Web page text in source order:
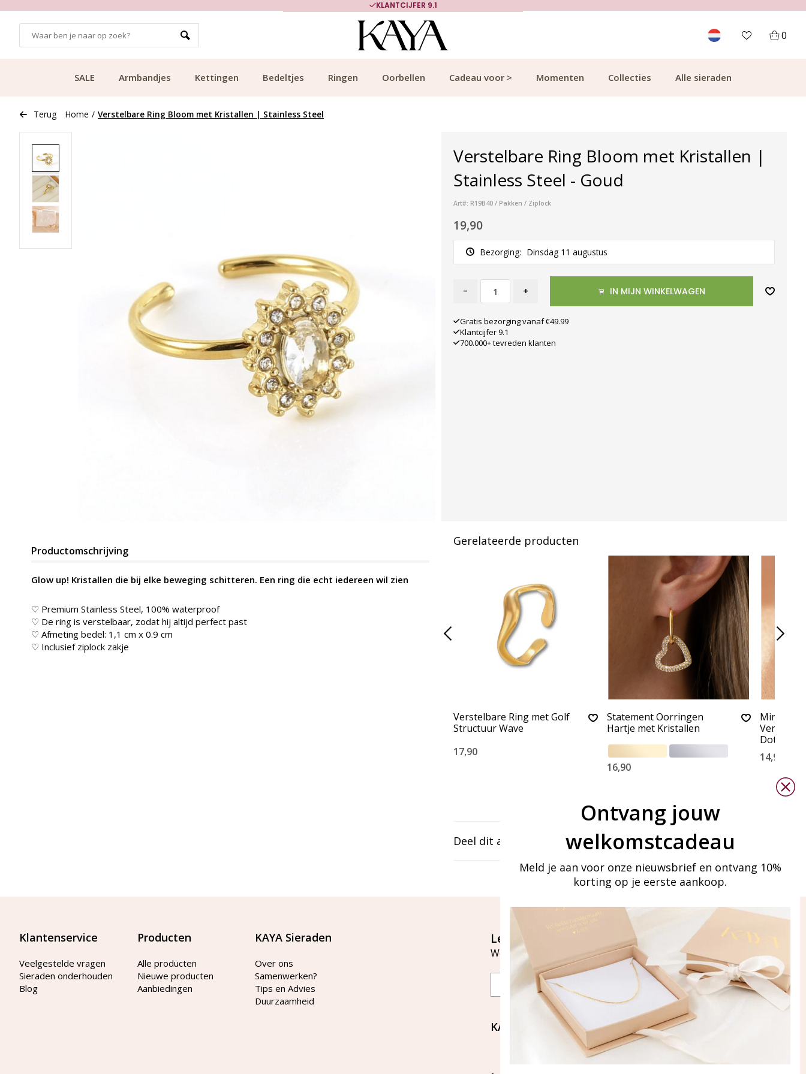
KLANTCIJFER 9.1
0
SALE Armbandjes Kettingen Bedeltjes Ringen Oorbellen Cadeau voor > Momenten Collecties Alle sieraden
Terug Home / Verstelbare Ring Bloom met Kristallen | Stainless Steel
Verstelbare Ring Bloom met Kristallen |
Stainless Steel - Goud
Art#: R19B40 / Pakken / Ziplock
19,90
Bezorging: Dinsdag 11 augustus
- + IN MIJN WINKELWAGEN
Gratis bezorging vanaf €49.99
Klantcijfer 9.1
700.000+ tevreden klanten
Productomschrijving
Glow up! Kristallen die bij elke beweging schitteren. Een ring die echt iedereen wil zien
♡ Premium Stainless Steel, 100% waterproof
♡ De ring is verstelbaar, zodat hij altijd perfect past
♡ Afmeting bedel: 1,1 cm x 0.9 cm
♡ Inclusief ziplock zakje
Gerelateerde producten
Verstelbare Ring met Golf
Structuur Wave
17,90
Statement Oorringen
Hartje met Kristallen
16,90
Dots
14,90
Deel dit artikel
Klantenservice
Veelgestelde vragen
Sieraden onderhouden
Blog
Producten
Alle producten
Nieuwe producten
Aanbiedingen
KAYA Sieraden
Over ons
Samenwerken?
Tips en Advies
Duurzaamheid
Let's stay in touch
Word lid van onze mailinglijst
KAYA Sieraden
Bellen of WhatsApp Ma-Vr
tussen 09:00-17:00
Ontvang jouw
welkomstcadeau
Meld je aan voor onze nieuwsbrief en ontvang 10%
korting op je eerste aankoop.